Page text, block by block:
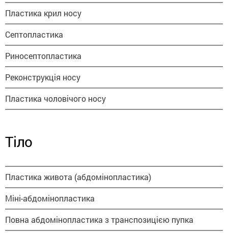
Пластика крил носу
Септопластика
Риносептопластика
Реконструкція носу
Пластика чоловічого носу
Тіло
Пластика живота (абдомінопластика)
Міні-абдомінопластика
Повна абдомінопластика з транспозицією пупка